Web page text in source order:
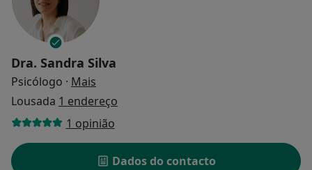
Dra. Sandra Silva
Psicólogo · Mais
Lousada 1 endereço
1 opinião
Dados do contacto